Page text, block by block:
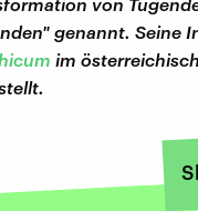
genannt. Seine
im